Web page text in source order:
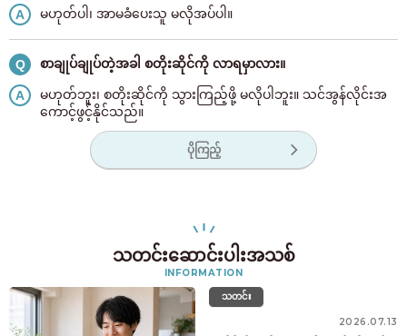
A မဟုတ်ပါ၊ အာမခံပေးသူ မလိုအပ်ပါ။
Q စာချုပ်ချုပ်တဲ့အခါ စတိုးဆိုင်ကို လာရမှာလား။
A
မဟုတ်ဘူး၊ စတိုးဆိုင်ကို သွားကြည့်ဖို့ မလိုပါဘူး။ သင်အွန်လိုင်းအ
ကောင့်ဖွင့်နိုင်သည်။
ပိုကြည့်
သတင်းဆောင်းပါးအသစ်
INFORMATION
သတင်း
2026.07.13